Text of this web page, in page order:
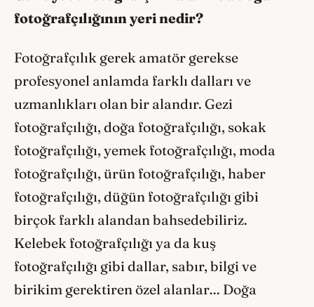
fotoğrafçılığının yeri nedir?
Fotoğrafçılık gerek amatör gerekse
profesyonel anlamda farklı dalları ve
uzmanlıkları olan bir alandır. Gezi
fotoğrafçılığı, doğa fotoğrafçılığı, sokak
fotoğrafçılığı, yemek fotoğrafçılığı, moda
fotoğrafçılığı, ürün fotoğrafçılığı, haber
fotoğrafçılığı, düğün fotoğrafçılığı gibi
birçok farklı alandan bahsedebiliriz.
Kelebek fotoğrafçılığı ya da kuş
fotoğrafçılığı gibi dallar, sabır, bilgi ve
birikim gerektiren özel alanlar… Doğa